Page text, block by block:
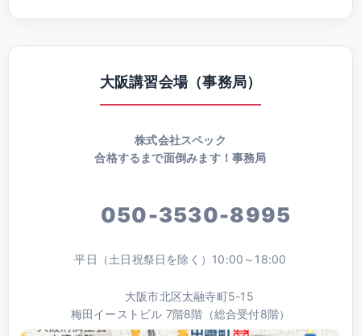
大阪講習会場（事務局）
株式会社スペック
合格するまで面倒みます！事務局
050-3530-8995
平日（土日祝祭日を除く）10:00～18:00
大阪市北区太融寺町5-15
梅田イーストビル 7階8階（総合受付8階）